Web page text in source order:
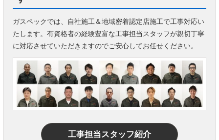
ガスペックでは、自社施工＆地域密着認定店施工で工事対応い
たします。有資格者の経験豊富な工事担当スタッフが親切丁寧
に対応させていただきますのでご安心してお任せください。
工事担当スタッフ紹介